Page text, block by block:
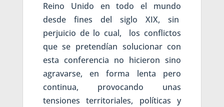
Reino Unido en todo el mundo
desde fines del siglo XIX, sin
perjuicio de lo cual, los conflictos
que se pretendían solucionar con
esta conferencia no hicieron sino
agravarse, en forma lenta pero
continua, provocando unas
tensiones territoriales, políticas y